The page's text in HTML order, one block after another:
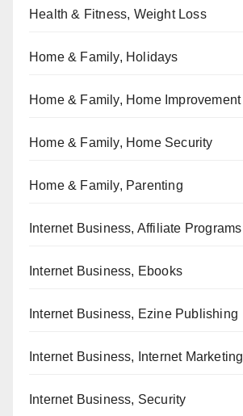
Health & Fitness, Weight Loss
Home & Family, Holidays
Home & Family, Home Improvement
Home & Family, Home Security
Home & Family, Parenting
Internet Business, Affiliate Programs
Internet Business, Ebooks
Internet Business, Ezine Publishing
Internet Business, Internet Marketing
Internet Business, Security